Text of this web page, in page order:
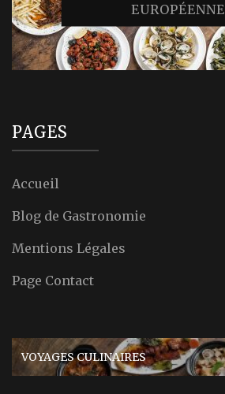
EUROPÉENNE
PAGES
Accueil
Blog de Gastronomie
Mentions Légales
Page Contact
VOYAGES CULINAIRES